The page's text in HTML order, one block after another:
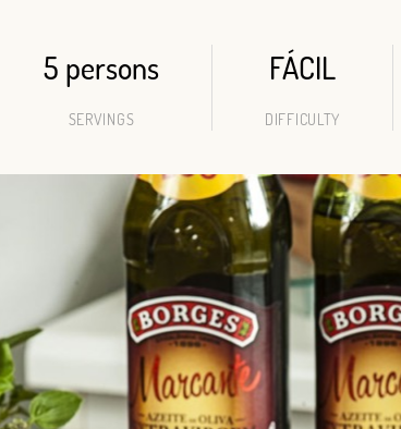
5 persons
SERVINGS
FÁCIL
DIFFICULTY